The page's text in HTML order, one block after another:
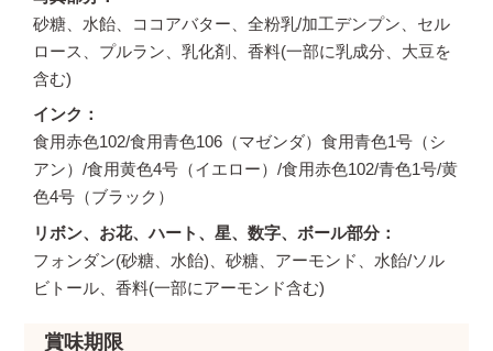
砂糖、水飴、ココアバター、全粉乳/加工デンプン、セル
ロース、プルラン、乳化剤、香料(一部に乳成分、大豆を
含む)
インク
食用赤色102/食用青色106（マゼンダ）食用青色1号（シ
アン）/食用黄色4号（イエロー）/食用赤色102/青色1号/黄
色4号（ブラック）
リボン、お花、ハート、星、数字、ボール部分
フォンダン(砂糖、水飴)、砂糖、アーモンド、水飴/ソル
ビトール、香料(一部にアーモンド含む)
賞味期限